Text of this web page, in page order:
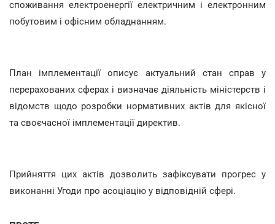
споживання електроенергії електричним і електронним
побутовим і офісним обладнанням.
План імплементації описує актуальний стан справ у
перерахованих сферах і визначає діяльність міністерств і
відомств щодо розробки нормативних актів для якісної
та своєчасної імплементації директив.
Прийняття цих актів дозволить зафіксувати прогрес у
виконанні Угоди про асоціацію у відповідній сфері.